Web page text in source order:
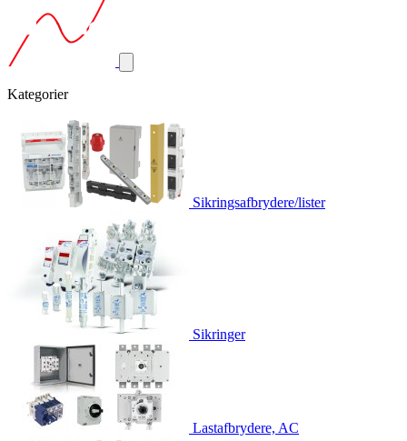
Kategorier
Sikringsafbrydere/lister
Sikringer
Lastafbrydere, AC